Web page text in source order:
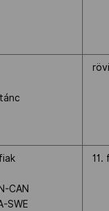
CAN
SWE
11.